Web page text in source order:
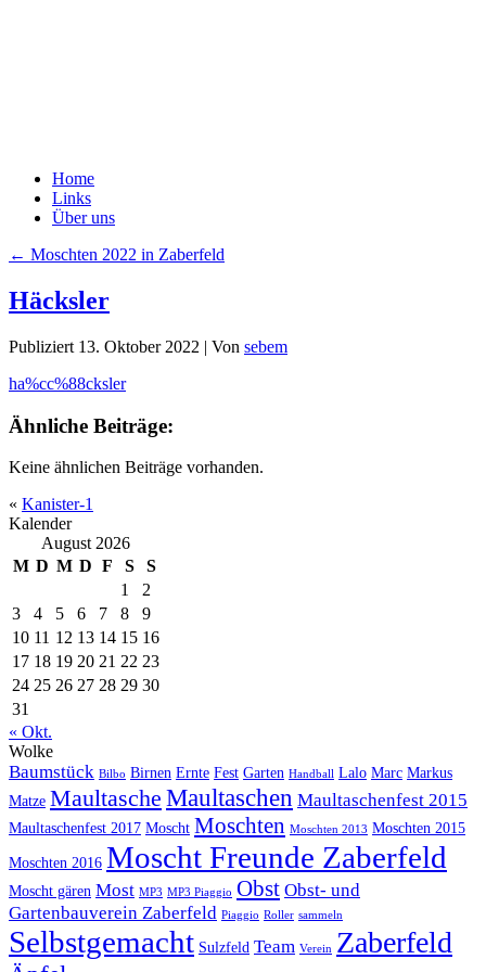
Home
Links
Über uns
← Moschten 2022 in Zaberfeld
Häcksler
Publiziert 13. Oktober 2022 | Von sebem
ha%cc%88cksler
Ähnliche Beiträge:
Keine ähnlichen Beiträge vorhanden.
« Kanister-1
Kalender
August 2026
M D M D F S
S
1
2
3
4 5 6 7 8
9
10 11 12 13 14 15 16
17 18 19 20 21 22 23
24 25 26 27 28 29 30
31
« Okt.
Wolke
Baumstück Bilbo Birnen Ernte Fest Garten Handball Lalo Marc Markus
Matze Maultasche Maultaschen Maultaschenfest 2015
Maultaschenfest 2017 Moscht Moschten Moschten 2013 Moschten 2015
Moschten 2016 Moscht Freunde Zaberfeld
Moscht gären Most MP3 MP3 Piaggio Obst Obst- und
Gartenbauverein Zaberfeld Piaggio Roller sammeln
Selbstgemacht Sulzfeld Team Verein Zaberfeld